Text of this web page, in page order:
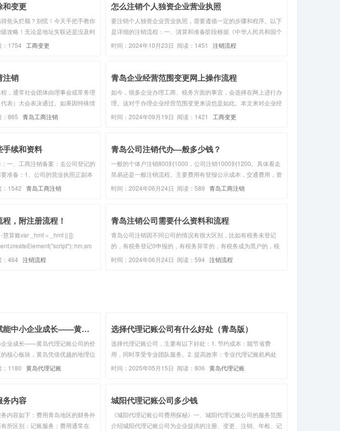
和变更
焦头烂额？别慌！今天手把手教你
攻略！无论是地址失联还是没及时
搞定～快收好这份干货，别让异常
：1754 工商变更
怎么注销个人独资企业营业执照
要注销个人独资企业营业执照，需要遵循一定的步骤和程序。以下
是详细的注销流程：一、清算和准备阶段根据《中华人民共和国个
人独资企业法》第二十六条，个人独资企业解散时，应当进行清
时间：2024年10月23日 阅读：1451 注销流程
注销
，通常社会团体由理事会或常务理
表）大会表决通过。如果因特殊情
公告，并经登记管理机关认
：865 青岛工商注销
青岛企业经营范围变更网上操作流程
如今，很多企业办理工商、税务方面的事宜，会选择在网上进行办
理。这对于办理企业经营范围变更来说也是如此。本文来对企业经
营范围变更网上操作流程进行介绍！如今，很多企业办理工商、税
时间：2024年09月19日 阅读：1421 工商变更
手续和资料
一、工商注销备案：去公司登记的
准备：1、公司的营业执照正副本
会决议(成立清算组、解散公
：1542 青岛工商注销
青岛公司注销代办—般多少钱？
一般的个体户注销800到1000，公司注销1000到1200。具体看走
简易还是一般注销流程。主要费用有登报公示成本，交通费用，资
料成本，但若是有罚款、欠税等问题，那么还需要将这些税款补缴
时间：2024年06月24日 阅读：589 青岛工商注销
，附注册流程！
算账var _hmt = _hmt || [];
hm.src
：464 注销流程
青岛注销公司需要什么资料和流程
青岛公司注销因不同公司的情况有很大区别，比如有税务未登记
的，有税务登记0申报的，有税务异常的，有税务成为黑户的，税
务正常申报的不欠税的，税务正常申报欠税的；还有工商异常的，
时间：2024年06月24日 阅读：594 注销流程
深耕黄岛财税服务，赋能中小企业成长——黄岛代理记账...
企业成长——黄岛代理记账公司的价
核心板块，黄岛凭借优越的地理位
商环境，成为中小企业集聚的热
：1180 黄岛代理记账
选择代理记账公司有什么好处（青岛版）
选择代理记账公司，主要有以下好处：1. 节约成本：能节省费
用，同时享受专业团队服务。2. 提高效率：专业代理记账机构处
理账务更高效，差错率更低。3. 正规专业：代理记账机构经过政
时间：2025年05月15日 阅读：806 黄岛代理记账
务内容
内容如下‌：费用青岛地区的财务外
所区别：‌记账服务‌：费用通常在
城阳代理记账公司多少钱
《城阳代理记账公司费用探秘》一、城阳代理记账公司的服务范围
介绍城阳代理记账公司为企业提供的注册、变更、注销、年检、记